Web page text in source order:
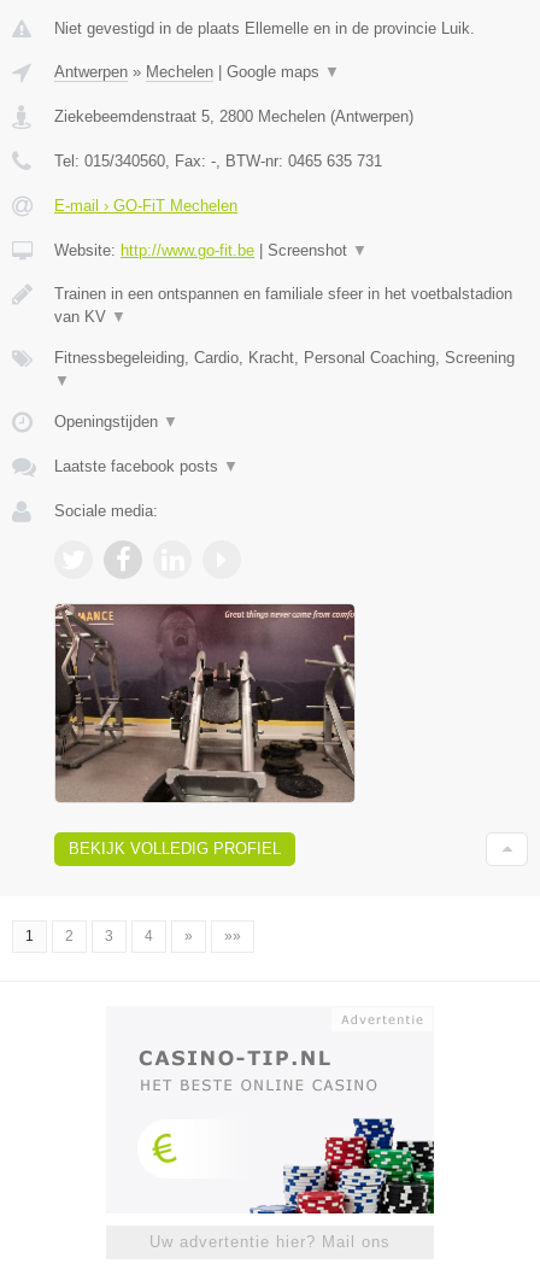
Niet gevestigd in de plaats Ellemelle en in de provincie Luik.
Antwerpen » Mechelen | Google maps ▼
Ziekebeemdenstraat 5 2800 Mechelen (Antwerpen)
Tel: 015/340560 , Fax: - , BTW-nr: 0465 635 731
E-mail › GO-FiT Mechelen
Website: http://www.go-fit.be | Screenshot ▼
Trainen in een ontspannen en familiale sfeer in het voetbalstadion
van KV ▼
Fitnessbegeleiding, Cardio, Kracht, Personal Coaching, Screening
▼
Openingstijden ▼
Laatste facebook posts ▼
Sociale media:
BEKIJK VOLLEDIG PROFIEL
1 2 3 4 » »»
Uw advertentie hier? Mail ons